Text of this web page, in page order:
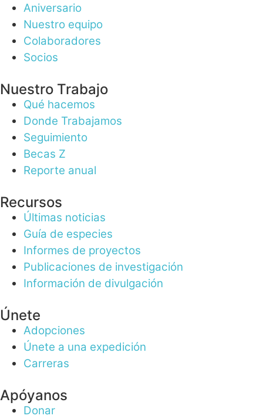
Aniversario
Nuestro equipo
Colaboradores
Socios
Nuestro Trabajo
Qué hacemos
Donde Trabajamos
Seguimiento
Becas Z
Reporte anual
Recursos
Últimas noticias
Guía de especies
Informes de proyectos
Publicaciones de investigación
Información de divulgación
Únete
Adopciones
Únete a una expedición
Carreras
Apóyanos
Donar